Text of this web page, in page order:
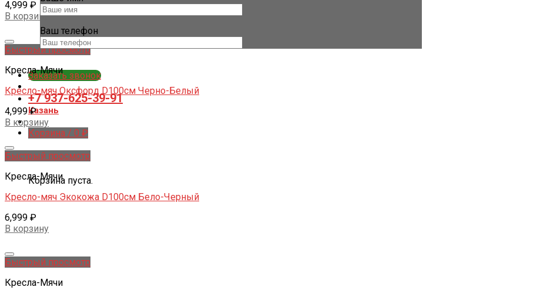
Ваш телефон
Заказать звонок
+7 937-625-39-91
Казань
Корзина / 0 ₽
Корзина
Корзина пуста.
4,999 ₽
В корзину
Быстрый просмотр
Кресла-Мячи
Кресло-мяч Оксфорд D100см Черно-Белый
4,999₽
В корзину
Быстрый просмотр
Кресла-Мячи
Кресло-мяч Экокожа D100см Бело-Черный
6,999 ₽
В корзину
Быстрый просмотр
Кресла-Мячи